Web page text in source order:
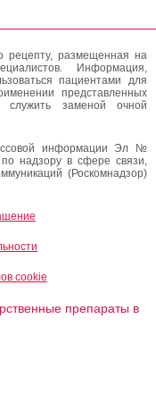
рецепту, размещенная на
Информация,
пациентами для
представленных
заменой очной
информации Эл №
надзору в сфере связи,
(Роскомнадзор)
cookie
препараты в